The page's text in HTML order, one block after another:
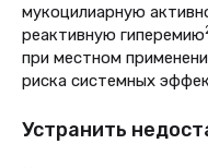
мукоцилиарную
реактивную гиперемию
при местном
риска системных
Устранить